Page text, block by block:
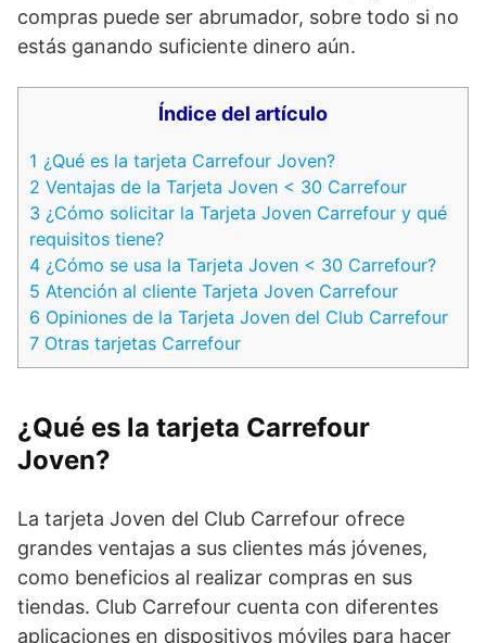
compras puede ser abrumador, sobre todo si no
estás ganando suficiente dinero aún.
Índice del artículo
1 ¿Qué es la tarjeta Carrefour Joven?
2 Ventajas de la Tarjeta Joven < 30 Carrefour
3 ¿Cómo solicitar la Tarjeta Joven Carrefour y qué
requisitos tiene?
4 ¿Cómo se usa la Tarjeta Joven < 30 Carrefour?
5 Atención al cliente Tarjeta Joven Carrefour
6 Opiniones de la Tarjeta Joven del Club Carrefour
7 Otras tarjetas Carrefour
¿Qué es la tarjeta Carrefour
Joven?
La tarjeta Joven del Club Carrefour ofrece
grandes ventajas a sus clientes más jóvenes,
como beneficios al realizar compras en sus
tiendas. Club Carrefour cuenta con diferentes
aplicaciones en dispositivos móviles para hacer